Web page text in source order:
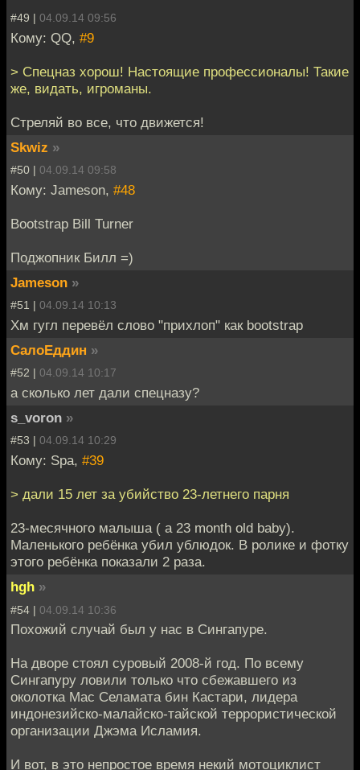
#49 | 04.09.14 09:56
Кому: QQ, #9
> Спецназ хорош! Настоящие профессионалы! Такие
же, видать, игроманы.
Стреляй во все, что движется!
Skwiz »
#50 | 04.09.14 09:58
Кому: Jameson, #48
Bootstrap Bill Turner
Поджопник Билл =)
Jameson »
#51 | 04.09.14 10:13
Хм гугл перевёл слово "прихлоп" как bootstrap
СалоЕддин »
#52 | 04.09.14 10:17
а сколько лет дали спецназу?
s_voron »
#53 | 04.09.14 10:29
Кому: Spa, #39
> дали 15 лет за убийство 23-летнего парня
23-месячного малыша ( a 23 month old baby).
Маленького ребёнка убил ублюдок. В ролике и фотку
этого ребёнка показали 2 раза.
hgh »
#54 | 04.09.14 10:36
Похожий случай был у нас в Сингапуре.
На дворе стоял суровый 2008-й год. По всему
Сингапуру ловили только что сбежавшего из
околотка Мас Селамата бин Кастари, лидера
индонезийско-малайско-тайской террористической
организации Джэма Исламия.
И вот, в это непростое время некий мотоциклист